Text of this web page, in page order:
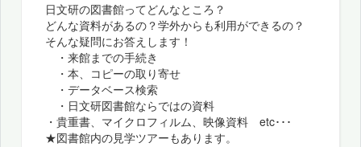
日文研の図書館ってどんなところ？
どんな資料があるの？学外からも利用ができるの？
そんな疑問にお答えします！
・来館までの手続き
・本、コピーの取り寄せ
・データベース検索
・日文研図書館ならではの資料
・貴重書、マイクロフィルム、映像資料 etc･･･
★図書館内の見学ツアーもあります。